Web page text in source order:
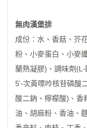
無肉漢堡排
成份：水、香菇、芥
粉、小麥蛋白、小麥
蘭熱凝膠)、調味劑
5'-次黃嘌呤核苷磷酸
酸二鈉、檸檬酸)、香
油、胡麻粉、香油、